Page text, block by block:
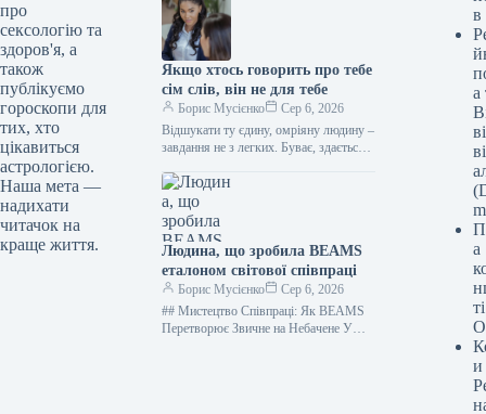
про
сексологію та
здоров'я, а
також
публікуємо
гороскопи для
тих, хто
цікавиться
астрологією.
Наша мета —
надихати
читачок на
краще життя.
елементи отримують нове,…
Якщо хтось говорить про тебе
сім слів, він не для тебе
Борис Мусієнко
Сер 6, 2026
Відшукати ту єдину, омріяну людину –
завдання не з легких. Буває, здається,
Людина, що зробила BEAMS
еталоном світової співпраці
Борис Мусієнко
Сер 6, 2026
## Мистецтво Співпраці: Як BEAMS
Перетворює Звичне на Небачене У
в
а
а
и